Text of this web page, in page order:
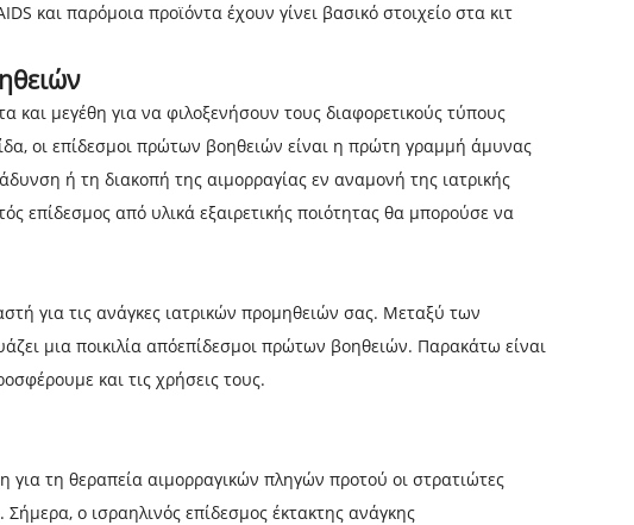
και παρόμοια προϊόντα έχουν γίνει βασικό στοιχείο στα κιτ
μεγέθη για να φιλοξενήσουν τους διαφορετικούς τύπους
οι επίδεσμοι πρώτων βοηθειών είναι η πρώτη γραμμή άμυνας
ή τη διακοπή της αιμορραγίας εν αναμονή της ιατρικής
επίδεσμος από υλικά εξαιρετικής ποιότητας θα μπορούσε να
για τις ανάγκες ιατρικών προμηθειών σας. Μεταξύ των
μια ποικιλία απόεπίδεσμοι πρώτων βοηθειών. Παρακάτω είναι
και τις χρήσεις τους.
τη θεραπεία αιμορραγικών πληγών προτού οι στρατιώτες
ο ισραηλινός επίδεσμος έκτακτης ανάγκης